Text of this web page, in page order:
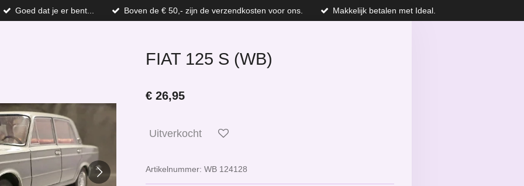
Goed dat je er bent... Boven de € 50,- zijn de verzendkosten voor ons. Makkelijk betalen met Ideal.
FIAT 125 S (WB)
€ 26,95
Uitverkocht
Artikelnummer: WB 124128